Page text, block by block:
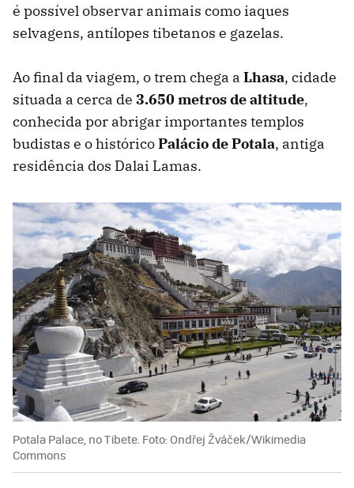
é possível observar animais como iaques
selvagens, antílopes tibetanos e gazelas.
Ao final da viagem, o trem chega a Lhasa, cidade
situada a cerca de 3.650 metros de altitude,
conhecida por abrigar importantes templos
budistas e o históricoPalácio de Potala, antiga
residência dos Dalai Lamas.
Potala Palace, no Tibete. Foto: Ondřej Žváček/Wikimedia
Commons